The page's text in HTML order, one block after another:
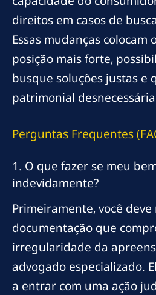
direitos em casos de
Essas mudanças colocam
posição mais forte,
busque soluções justas e
patrimonial
Perguntas Frequentes
1. O que fazer se meu
indevidamente?
Primeiramente, você
documentação que
irregularidade da
advogado especializado.
a entrar com uma ação